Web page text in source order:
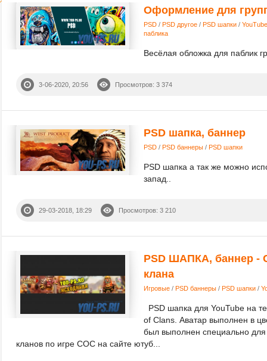
Оформление для
PSD / PSD другое / PSD шапки / YouTube
паблика
Весёлая обложка для паблик
3-06-2020, 20:56 Просмотров: 3 374
PSD шапка, баннер
PSD / PSD баннеры / PSD шапки
PSD шапка а так же можно
запад..
29-03-2018, 18:29 Просмотров: 3 210
PSD ШАПКА, баннер -
клана
Игровые / PSD баннеры / PSD шапки /
PSD шапка для YouTube на
of Clans. Аватар выполнен в
был выполнен специально
кланов по игре COC на сайте ютуб...